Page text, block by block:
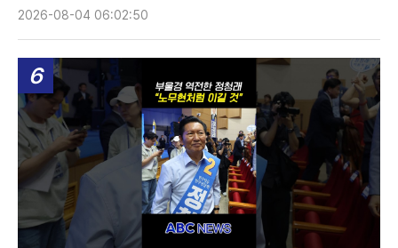
2026-08-04 06:02:50
6